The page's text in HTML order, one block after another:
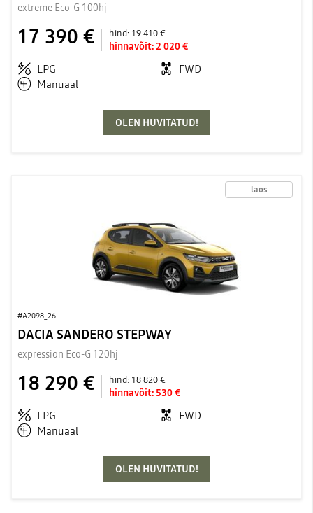
extreme Eco-G 100hj
17 390 € hind: 19 410 €
hinnavõit:2 020 €
LPG
FWD
Manuaal
OLEN HUVITATUD!
laos
#A2098_26
DACIA SANDERO STEPWAY
expression Eco-G 120hj
18 290 € hind: 18 820 €
hinnavõit: 530 €
LPG
FWD
Manuaal
OLEN HUVITATUD!